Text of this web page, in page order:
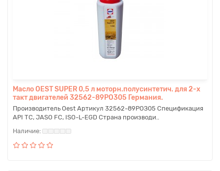
Масло OEST SUPER 0,5 л моторн.полусинтетич. для 2-х
такт двигателей 32562-89РО305 Германия.
Производитель Oest Артикул 32562-89РОЗ05 Спецификация
API TC, JASO FC, ISO-L-EGD Страна производи..